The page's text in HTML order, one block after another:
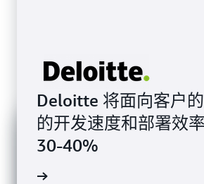
Deloitte 将面向客户
的开发速度和部署效
30-40%